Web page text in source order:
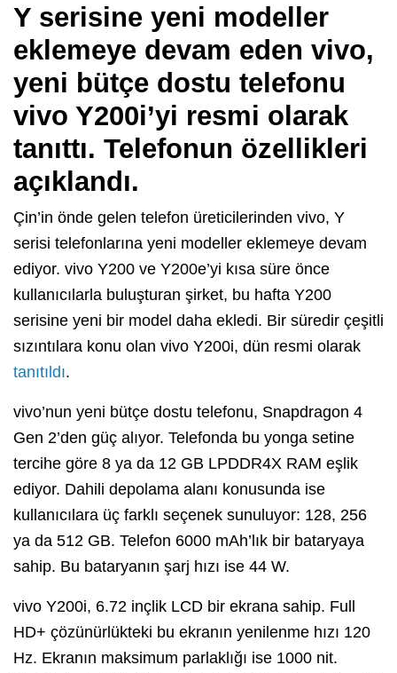
Y serisine yeni modeller
eklemeye devam eden vivo,
yeni bütçe dostu telefonu
vivo Y200i’yi resmi olarak
tanıttı. Telefonun özellikleri
açıklandı.
Çin’in önde gelen telefon üreticilerinden vivo, Y
serisi telefonlarına yeni modeller eklemeye devam
ediyor. vivo Y200 ve Y200e’yi kısa süre önce
kullanıcılarla buluşturan şirket, bu hafta Y200
serisine yeni bir model daha ekledi. Bir süredir çeşitli
sızıntılara konu olan vivo Y200i, dün resmi olarak
tanıtıldı.
vivo’nun yeni bütçe dostu telefonu, Snapdragon 4
Gen 2’den güç alıyor. Telefonda bu yonga setine
tercihe göre 8 ya da 12 GB LPDDR4X RAM eşlik
ediyor. Dahili depolama alanı konusunda ise
kullanıcılara üç farklı seçenek sunuluyor: 128, 256
ya da 512 GB. Telefon 6000 mAh’lık bir bataryaya
sahip. Bu bataryanın şarj hızı ise 44 W.
vivo Y200i, 6.72 inçlik LCD bir ekrana sahip. Full
HD+ çözünürlükteki bu ekranın yenilenme hızı 120
Hz. Ekranın maksimum parlaklığı ise 1000 nit.